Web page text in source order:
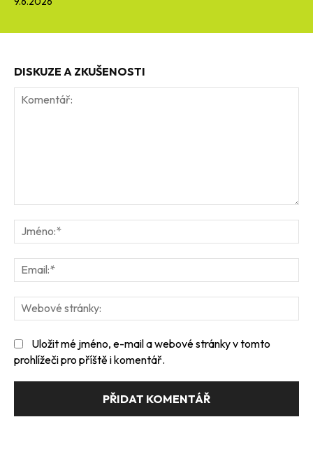
DISKUZE A ZKUŠENOSTI
Uložit mé jméno, e-mail a webové stránky v tomto
prohlížeči pro příště i komentář.